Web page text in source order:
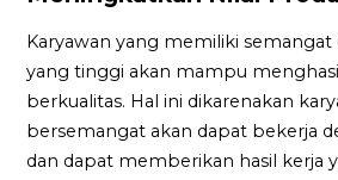
Karyawan yang memiliki semangat
yang tinggi akan mampu
berkualitas. Hal ini dikarenakan
bersemangat akan dapat bekerja
dan dapat memberikan hasil kerja